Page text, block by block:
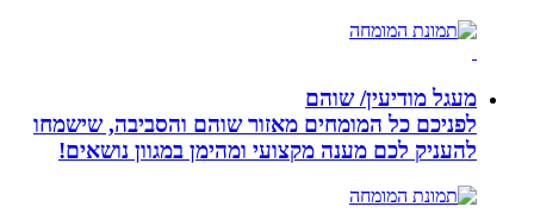
מעגל מודיעין/ שוהם
לפניכם כל המומחים מאזור שוהם והסביבה, שישמחו
להעניק לכם מענה מקצועי ומהימן במגוון נושאים!